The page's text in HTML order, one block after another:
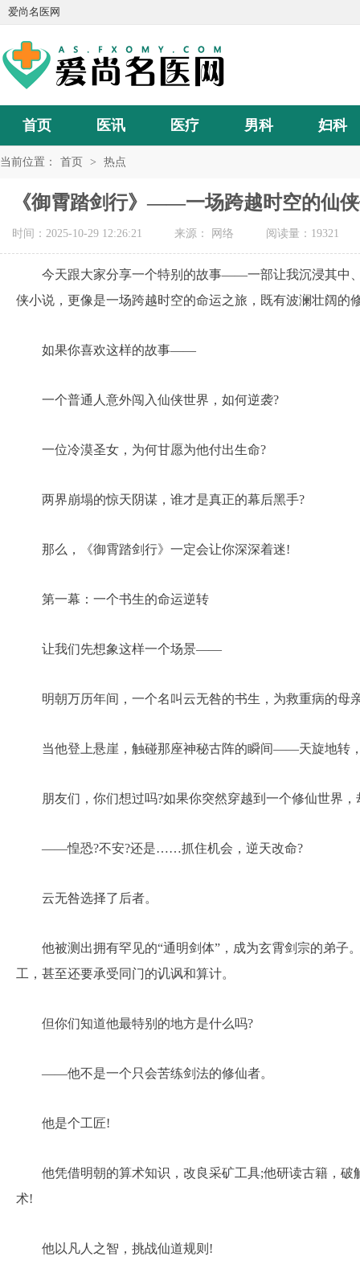
爱尚名医网
首页 医讯 医疗 男科 妇科
当前位置： 首页 > 热点
《御霄踏剑行》——一场跨越时空的仙
时间：2025-10-29 12:26:21 来源： 网络 阅读量：19321
今天跟大家分享一个特别的故事——一部让我沉浸其中
侠小说，更像是一场跨越时空的命运之旅，既有波澜壮阔的
如果你喜欢这样的故事——
一个普通人意外闯入仙侠世界，如何逆袭?
一位冷漠圣女，为何甘愿为他付出生命?
两界崩塌的惊天阴谋，谁才是真正的幕后黑手?
那么，《御霄踏剑行》一定会让你深深着迷!
第一幕：一个书生的命运逆转
让我们先想象这样一个场景——
明朝万历年间，一个名叫云无咎的书生，为救重病的母
当他登上悬崖，触碰那座神秘古阵的瞬间——天旋地转
朋友们，你们想过吗?如果你突然穿越到一个修仙世界
——惶恐?不安?还是……抓住机会，逆天改命?
云无咎选择了后者。
他被测出拥有罕见的“通明剑体”，成为玄霄剑宗的弟子
工，甚至还要承受同门的讥讽和算计。
但你们知道他最特别的地方是什么吗?
——他不是一个只会苦练剑法的修仙者。
他是个工匠!
他凭借明朝的算术知识，改良采矿工具;他研读古籍，
术!
他以凡人之智，挑战仙道规则!